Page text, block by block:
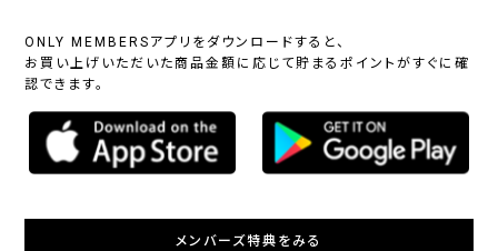
ONLY MEMBERSアプリをダウンロードすると、
お買い上げいただいた商品金額に応じて貯まるポイントがすぐに確
認できます。
メンバーズ特典をみる